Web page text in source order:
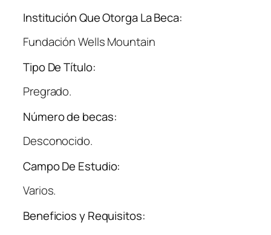
Institución Que Otorga La Beca:
Fundación Wells Mountain
Tipo De Título:
Pregrado.
Número de becas:
Desconocido.
Campo De Estudio:
Varios.
Beneficios y Requisitos: